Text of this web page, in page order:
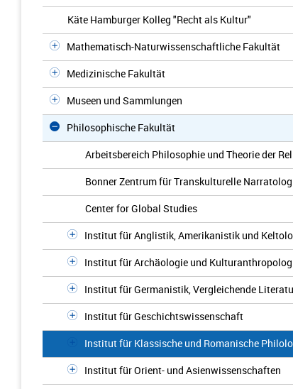
Käte Hamburger Kolleg "Recht als Kultur"
Mathematisch-Naturwissenschaftliche Fakultät
Medizinische Fakultät
Museen und Sammlungen
Philosophische Fakultät
Arbeitsbereich Philosophie und Theorie der
Bonner Zentrum für Transkulturelle
Center for Global Studies
Institut für Anglistik, Amerikanistik und
Institut für Archäologie und
Institut für Germanistik, Vergleichende
Institut für Geschichtswissenschaft
Institut für Klassische und Romanische
Institut für Orient- und Asienwissenschaften